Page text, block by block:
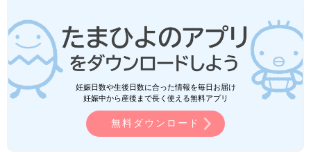
妊娠日数や生後日数に合った情報を毎日お届け
妊娠中から産後まで長く使える無料アプリ
無料ダウンロード